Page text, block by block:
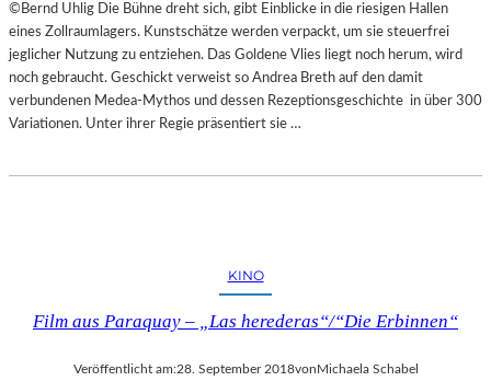
©Bernd Uhlig Die Bühne dreht sich, gibt Einblicke in die riesigen Hallen
eines Zollraumlagers. Kunstschätze werden verpackt, um sie steuerfrei
jeglicher Nutzung zu entziehen. Das Goldene Vlies liegt noch herum, wird
noch gebraucht. Geschickt verweist so Andrea Breth auf den damit
verbundenen Medea-Mythos und dessen Rezeptionsgeschichte in über 300
Variationen. Unter ihrer Regie präsentiert sie …
KINO
Film aus Paraquay – „Las herederas“/“Die Erbinnen“
Veröffentlicht am:28. September 2018von Michaela Schabel